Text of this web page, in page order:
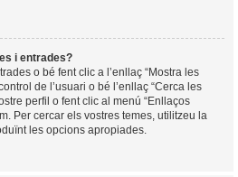
i entrades?
o bé fent clic a l’enllaç “Mostra les
de l’usuari o bé l’enllaç “Cerca les
perfil o fent clic al menú “Enllaços
Per cercar els vostres temes, utilitzeu la
les opcions apropiades.